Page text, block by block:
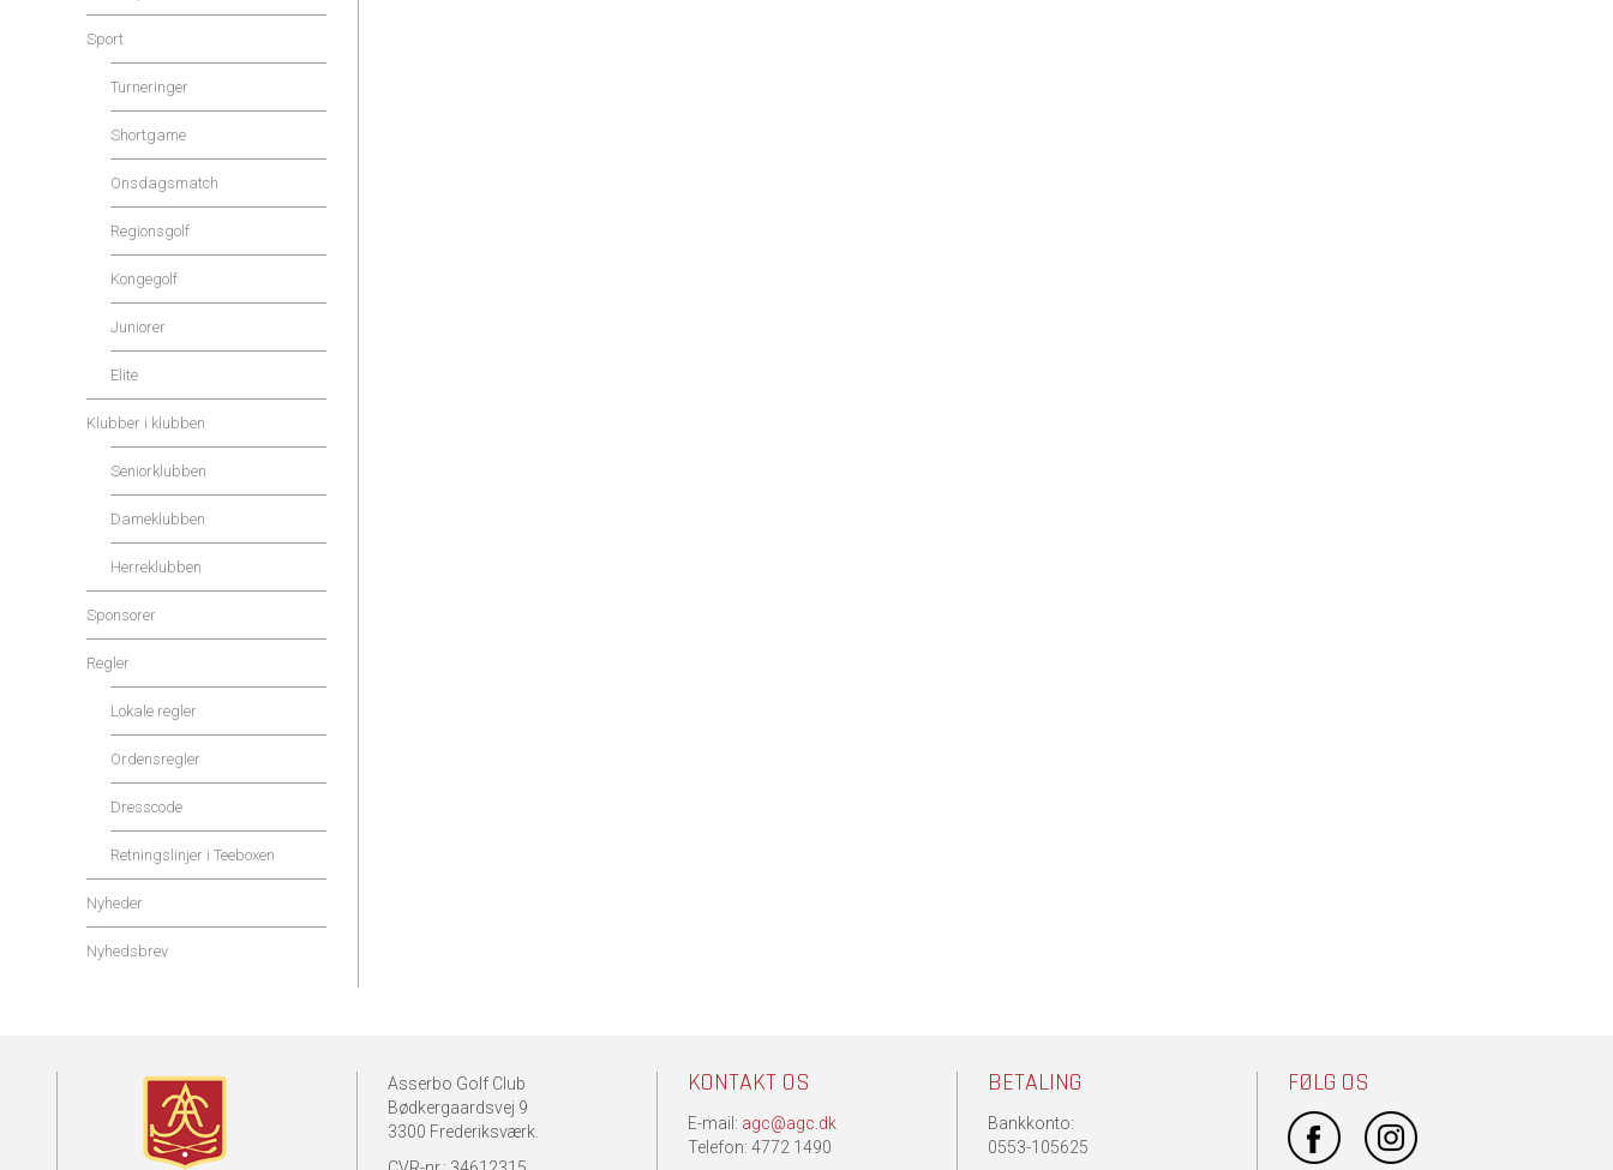
Sport
Turneringer
Shortgame
Onsdagsmatch
Regionsgolf
Kongegolf
Juniorer
Elite
Klubber i klubben
Seniorklubben
Dameklubben
Herreklubben
Sponsorer
Regler
Lokale regler
Ordensregler
Dresscode
Retningslinjer i Teeboxen
Nyheder
Nyhedsbrev
Asserbo Golf Club
Bødkergaardsvej 9
3300 Frederiksværk.
KONTAKT OS
E-mail: agc@agc.dk
Telefon: 4772 1490
BETALING
Bankkonto:
0553-105625
FØLG OS